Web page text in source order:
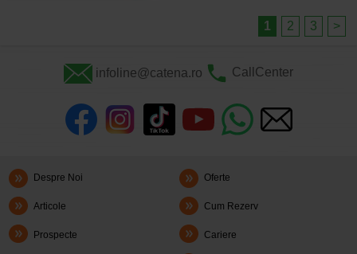
1 2 3 >
infoline@catena.ro CallCenter
Despre Noi Oferte
Articole Cum Rezerv
Prospecte Cariere